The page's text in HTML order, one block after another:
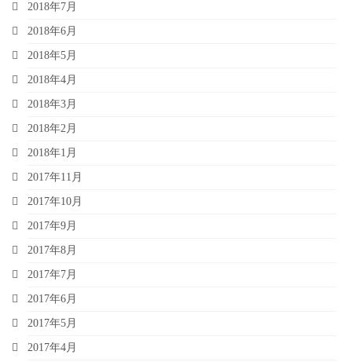
2018年7月
2018年6月
2018年5月
2018年4月
2018年3月
2018年2月
2018年1月
2017年11月
2017年10月
2017年9月
2017年8月
2017年7月
2017年6月
2017年5月
2017年4月